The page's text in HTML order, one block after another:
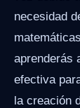
necesidad
aprenderás
efectiva
la creación